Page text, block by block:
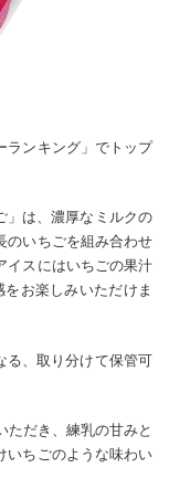
ランキング」でトップ
は、濃厚なミルクの
のいちごを組み合わせ
イスにはいちごの果汁
お楽しみいただけま
、取り分けて保管可
だき、練乳の甘みと
いちごのような味わい